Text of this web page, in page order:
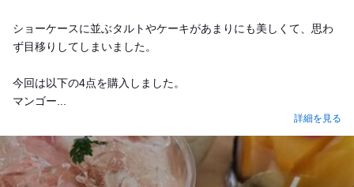
ショーケースに並ぶタルトやケーキがあまりにも美しくて、思わ
ず目移りしてしまいました。
​今回は以下の4点を購入しました。
​マンゴー...
詳細を見る